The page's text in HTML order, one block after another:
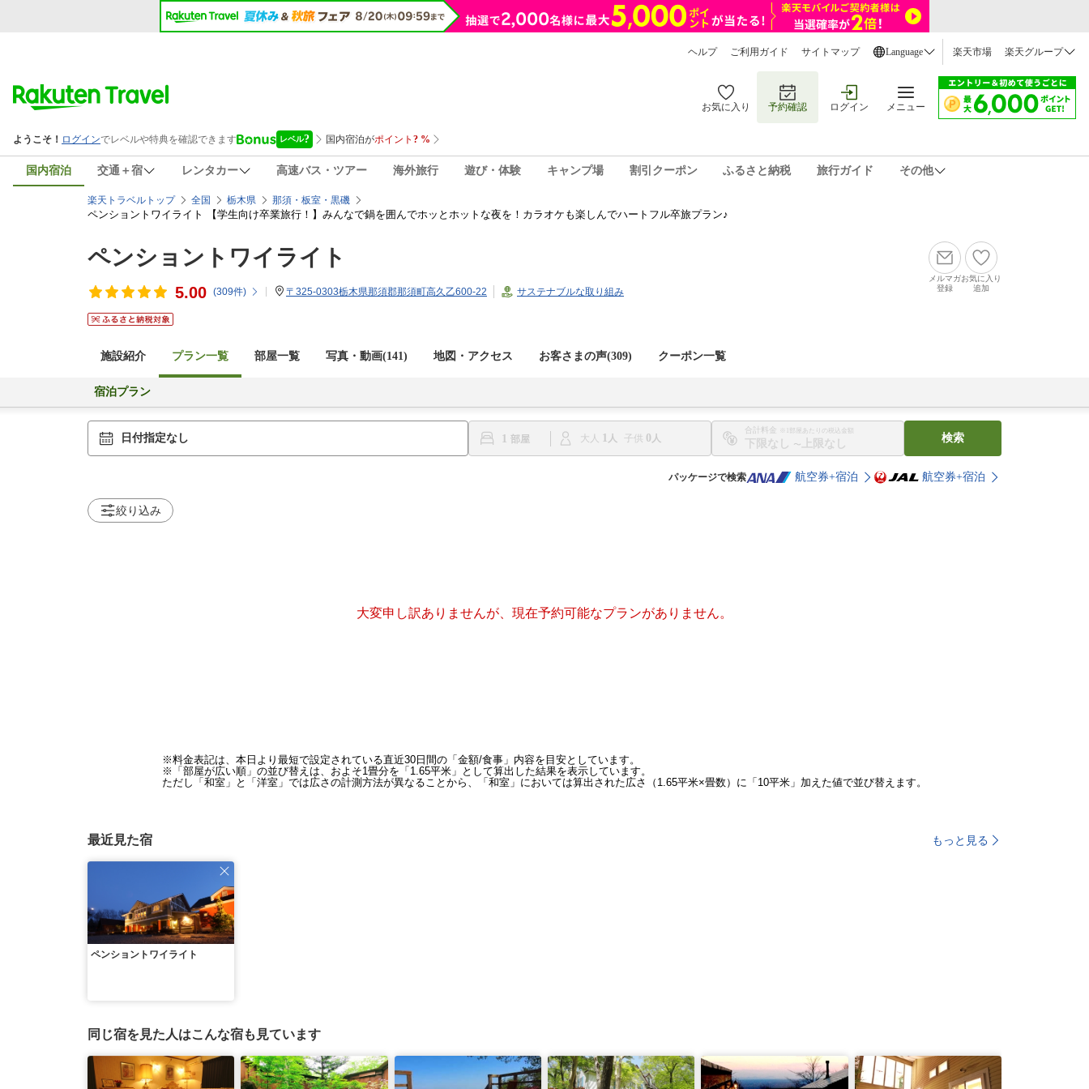
ヘルプ ご利用ガイド サイトマップ Language 楽天市場 楽天グループ
お気に入り 予約確認 ログイン メニュー
国内宿泊 交通＋宿 レンタカー 高速バス・ツアー 海外旅行 遊び・体験 キャンプ場 割引クーポン ふるさと納税 旅行ガイド その他
楽天トラベルトップ 全国 栃木県 那須・板室・黒磯
ペンショントワイライト 【学生向け卒業旅行！】みんなで鍋を囲んでホッとホットな夜を！カラオケも楽しんでハートフル卒旅プラン♪
ペンショントワイライト
5.00 (309件) 〒325-0303栃木県那須郡那須町高久乙600-22 サステナブルな取り組み
メルマガ
登録
お気に入り
追加
施設紹介 プラン一覧 部屋一覧 写真・動画(141) 地図・アクセス お客さまの声(309) クーポン一覧
宿泊プラン
日付指定なし 1 大人 1 子供 0
合計料金 ※1部屋あたりの税込金額
〜
検索
パッケージで検索 航空券+宿泊 航空券+宿泊
絞り込み
大変申し訳ありませんが、現在予約可能なプランがありません。
※料金表記は、本日より最短で設定されている直近30日間の「金額/食事」内容を目安としています。
※「部屋が広い順」の並び替えは、およそ1畳分を「1.65平米」として算出した結果を表示しています。
ただし「和室」と「洋室」では広さの計測方法が異なることから、「和室」においては算出された広さ（1.65平米×畳数）に「10平米」加えた値で並び替えます。
最近見た宿 もっと見る
ペンショントワイライト
同じ宿を見た人はこんな宿も見ています